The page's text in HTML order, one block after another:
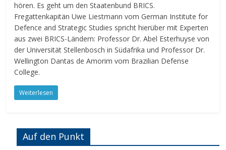
hören. Es geht um den Staatenbund BRICS.
Fregattenkapitän Uwe Liestmann vom German Institute for
Defence and Strategic Studies spricht hierüber mit Experten
aus zwei BRICS-Ländern: Professor Dr. Abel Esterhuyse von
der Universität Stellenbosch in Südafrika und Professor Dr.
Wellington Dantas de Amorim vom Brazilian Defense
College.
Weiterlesen
Auf den Punkt